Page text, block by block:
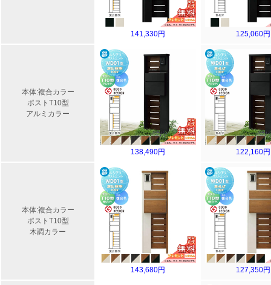
141,330円 125,060円
本体:複合カラー
ポストT10型
アルミカラー
138,490円 122,160円
本体:複合カラー
ポストT10型
木調カラー
143,680円 127,350円